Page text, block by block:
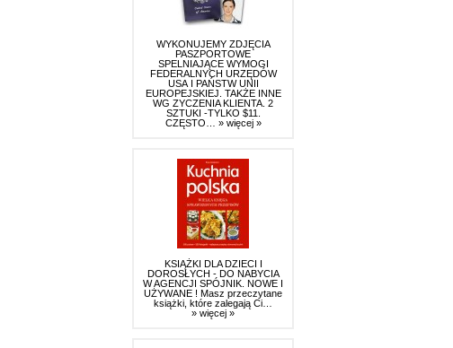
WYKONUJEMY ZDJĘCIA
PASZPORTOWE
SPELNIAJĄCE WYMOGI
FEDERALNYCH URZĘDÓW
USA I PAŃSTW UNII
EUROPEJSKIEJ. TAKŻE INNE
WG ZYCZENIA KLIENTA. 2
SZTUKI -TYLKO $11.
CZĘSTO… » więcej »
KSIĄŻKI DLA DZIECI I
DOROSŁYCH - DO NABYCIA
W AGENCJI SPÓJNIK. NOWE I
UŻYWANE ! Masz przeczytane
książki, które zalegają Ci…
» więcej »